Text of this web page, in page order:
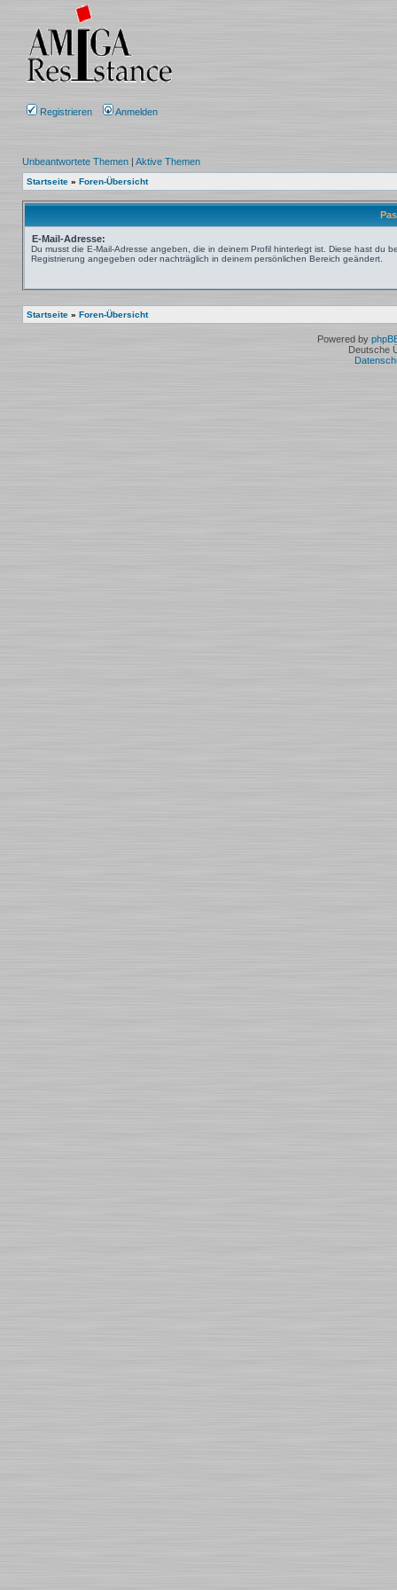
Registrieren Anmelden
Unbeantwortete Themen | Aktive Themen
Startseite » Foren-Übersicht
E-Mail-Adresse:
Du musst die E-Mail-Adresse angeben, die in deinem Profil hinterlegt ist. Diese hast du
Registrierung angegeben oder nachträglich in deinem persönlichen Bereich geändert.
Startseite » Foren-Übersicht
Powered by
Deutsche